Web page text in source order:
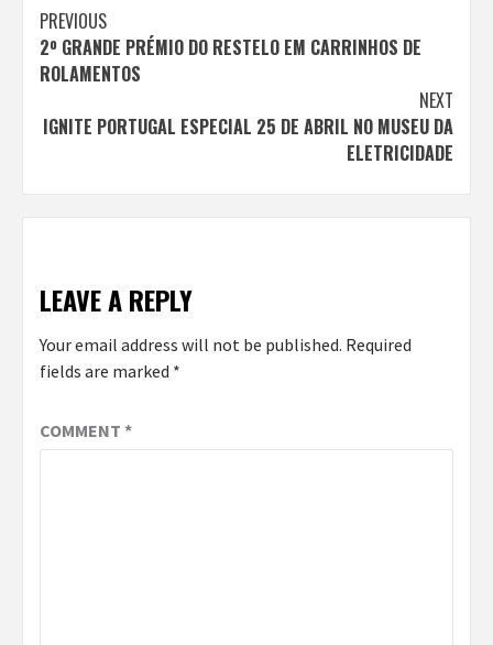
Continue
Reading
PREVIOUS
2º GRANDE PRÉMIO DO RESTELO EM CARRINHOS DE
ROLAMENTOS
NEXT
IGNITE PORTUGAL ESPECIAL 25 DE ABRIL NO MUSEU DA
ELETRICIDADE
LEAVE A REPLY
Your email address will not be published. Required
fields are marked *
COMMENT *